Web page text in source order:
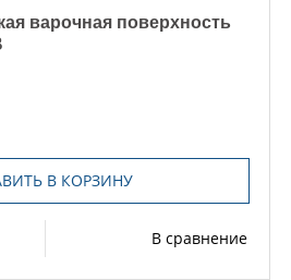
варочная поверхность
В КОРЗИНУ
В сравнение